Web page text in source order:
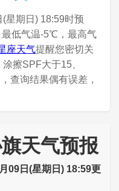
星期日) 18:59时预
最低气温-5℃，最高气
座天气提醒您密切关
涂擦SPF大于15、
查询结果偶有误差，
天气预报
09日(星期日) 18:59更